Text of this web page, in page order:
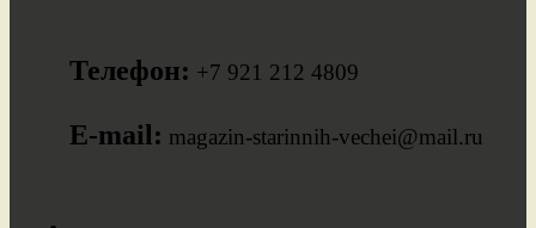
Телефон: +7 921 212 4809
E-mail: magazin-starinnih-vechei@mail.ru